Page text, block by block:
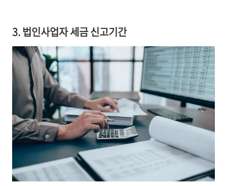
3. 법인사업자 세금 신고기간